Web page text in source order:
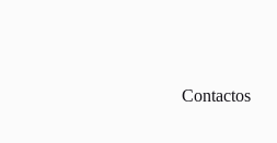
Contactos